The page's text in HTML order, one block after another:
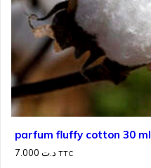
parfum fluffy cotton 30 ml
د.ت TTC